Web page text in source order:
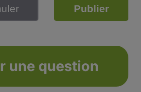
Publier
une question